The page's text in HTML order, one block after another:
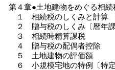
第４章●土地建物をめぐる相
１ 相続税のしくみと計算
２ 贈与税のしくみ〔暦年課
３ 相続時精算課税
４ 贈与税の配偶者控除
５ 土地建物の評価額
６ 小規模宅地の特例〔特定